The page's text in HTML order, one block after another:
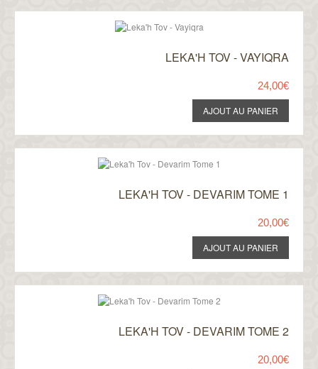
LEKA'H TOV - VAYIQRA
24,00€
LEKA'H TOV - DEVARIM TOME 1
20,00€
LEKA'H TOV - DEVARIM TOME 2
20,00€